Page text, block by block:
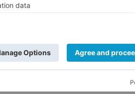
señala Viana.
de cambio global, los
muchas especies de plantas y
ofrezcan unas condiciones